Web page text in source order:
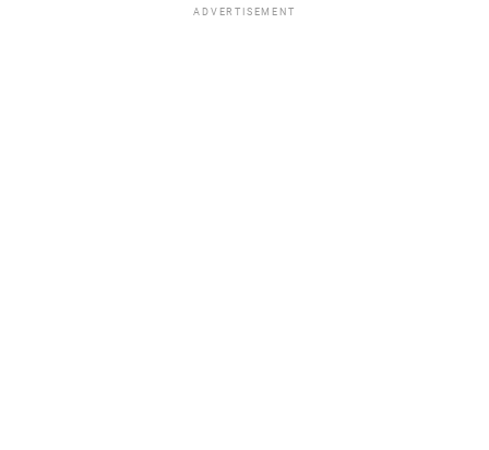
ADVERTISEMENT